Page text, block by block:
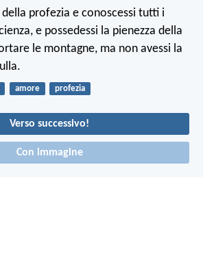
della profezia e conoscessi tutti i
e possedessi la pienezza della
le montagne, ma non avessi la
amore profezia
Verso successivo!
Con immagine